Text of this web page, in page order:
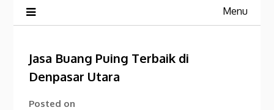
Menu
Jasa Buang Puing Terbaik di
Denpasar Utara
Posted on